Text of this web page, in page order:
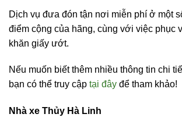
Dịch vụ đưa đón tận nơi miễn phí ở một
điểm cộng của hãng, cùng với việc phục
khăn giấy ướt.
Nếu muốn biết thêm nhiều thông tin chi
bạn có thể truy cập tại đây để tham khảo!
Nhà xe Thủy Hà Linh